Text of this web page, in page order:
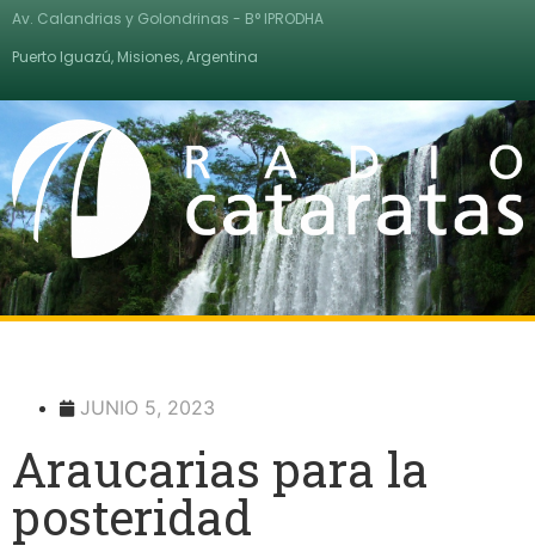
Av. Calandrias y Golondrinas - B° IPRODHA
Puerto Iguazú, Misiones, Argentina
JUNIO 5, 2023
Araucarias para la
posteridad